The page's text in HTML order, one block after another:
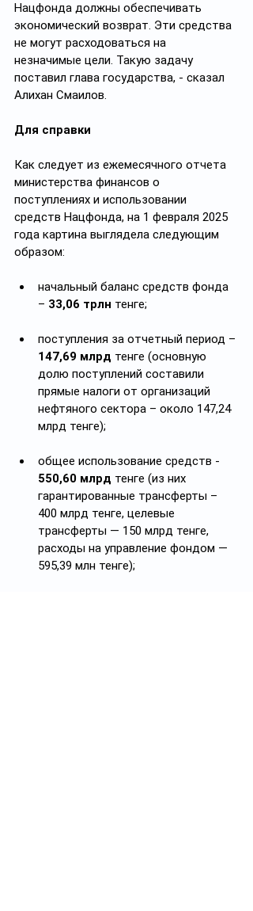
Нацфонда должны обеспечивать
экономический возврат. Эти средства
не могут расходоваться на
незначимые цели. Такую задачу
поставил глава государства, - сказал
Алихан Смаилов.
Для справки
Как следует из ежемесячного отчета
министерства финансов о
поступлениях и использовании
средств Нацфонда, на 1 февраля 2025
года картина выглядела следующим
образом:
начальный баланс средств фонда
– 33,06 трлн тенге;
поступления за отчетный период –
147,69 млрд тенге (основную
долю поступлений составили
прямые налоги от организаций
нефтяного сектора – около 147,24
млрд тенге);
общее использование средств -
550,60 млрд тенге (из них
гарантированные трансферты –
400 млрд тенге, целевые
трансферты — 150 млрд тенге,
расходы на управление фондом —
595,39 млн тенге);